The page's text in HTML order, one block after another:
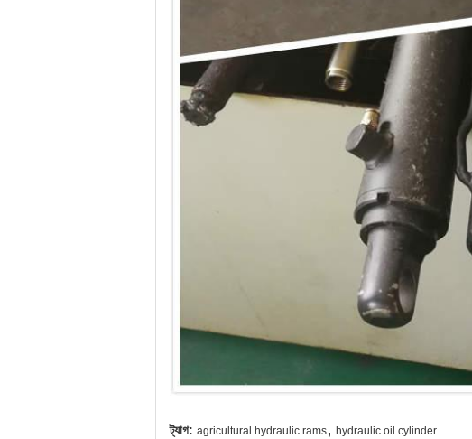
ট্যাগ: agricultural hydraulic rams, hydraulic oil cylinder